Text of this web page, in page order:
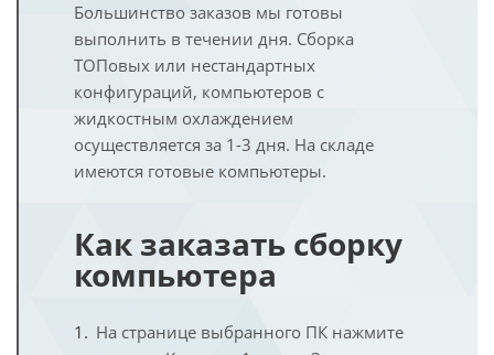
Большинство заказов мы готовы
выполнить в течении дня. Сборка
ТОПовых или нестандартных
конфигураций, компьютеров с
жидкостным охлаждением
осуществляется за 1-3 дня. На складе
имеются готовые компьютеры.
Как заказать сборку
компьютера
На странице выбранного ПК нажмите